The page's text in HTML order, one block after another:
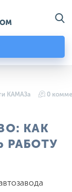
КАМАЗа 0
КАК
РАБОТУ